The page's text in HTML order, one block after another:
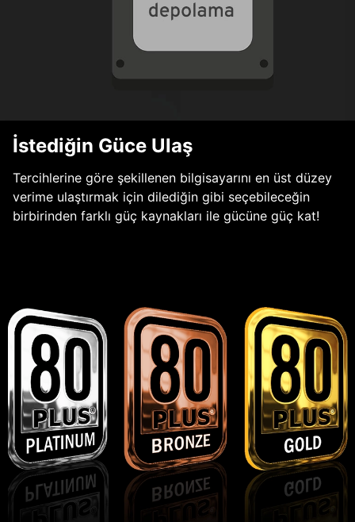
İstediğin Güce Ulaş
Tercihlerine göre şekillenen bilgisayarını en üst düzey
verime ulaştırmak için dilediğin gibi seçebileceğin
birbirinden farklı güç kaynakları ile gücüne güç kat!